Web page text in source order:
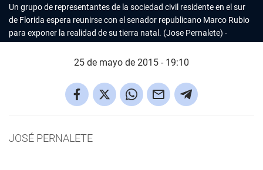
Un grupo de representantes de la sociedad civil residente en el sur
de Florida espera reunirse con el senador republicano Marco Rubio
para exponer la realidad de su tierra natal. (Jose Pernalete)
25 de mayo de 2015 - 19:10
JOSÉ PERNALETE